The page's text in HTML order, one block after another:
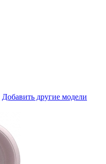
Добавить другие модели